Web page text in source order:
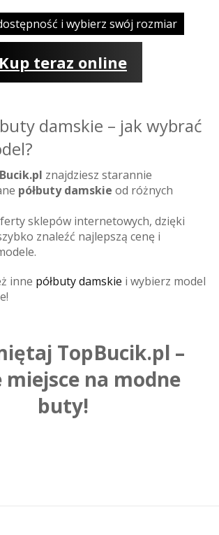
i wybierz swój rozmiar
Kup teraz online
damskie – jak wybrać
znajdziesz starannie
półbuty damskie od różnych
sklepów internetowych, dzięki
znaleźć najlepszą cenę i
inne półbuty damskie i wybierz model
TopBucik.pl –
miejsce na modne
buty!